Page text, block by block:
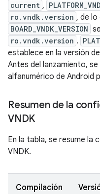
current ,
ro.vndk.version , de
BOARD_VNDK_VERSION
ro.vndk.version .
establece en la versión
Antes del lanzamiento,
alfanumérico de Android
Resumen de la
VNDK
En la tabla, se resume la
VNDK.
Compilación